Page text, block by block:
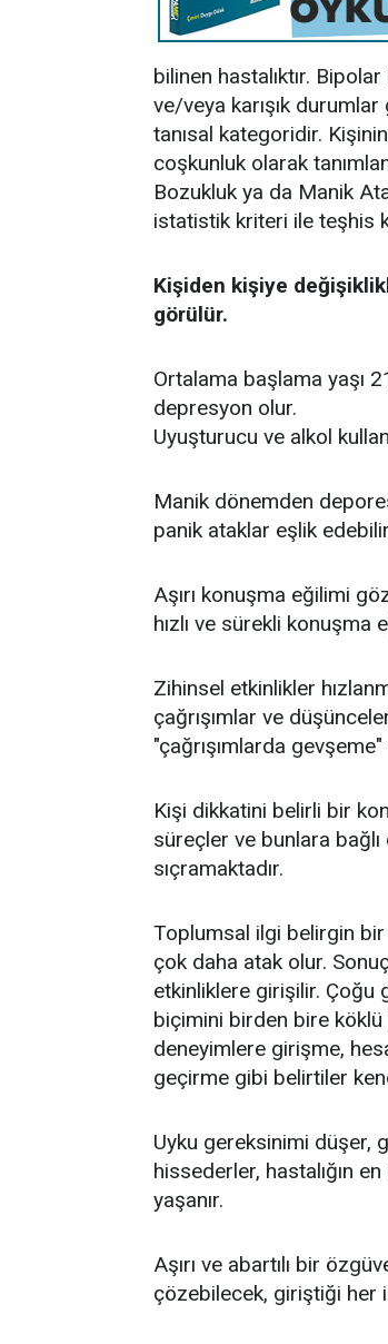
bilinen hastalıktır.
ve/veya karışık durumlar
tanısal kategoridir.
coşkunluk olarak
Bozukluk ya da Manik
istatistik kriteri ile teşhis
Kişiden kişiye
görülür.
Ortalama başlama yaşı
depresyon olur.
Uyuşturucu ve alkol
Manik dönemden
panik ataklar eşlik edebilir
Aşırı konuşma eğilimi
hızlı ve sürekli konuşma
Zihinsel etkinlikler
çağrışımlar ve
"çağrışımlarda
Kişi dikkatini belirli bir
süreçler ve bunlara
sıçramaktadır.
Toplumsal ilgi belirgin
çok daha atak olur.
etkinliklere girişilir. Çoğu
biçimini birden bire
deneyimlere girişme,
geçirme gibi belirtiler
Uyku gereksinimi düşer,
hissederler, hastalığın
yaşanır.
Aşırı ve abartılı bir
çözebilecek, giriştiği her